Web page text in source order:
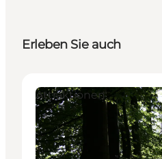
Erleben Sie auch
Attraktionen